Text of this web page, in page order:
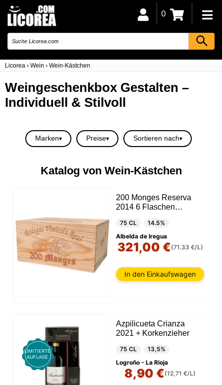
Licorea › Wein › Wein-Kästchen
0
Weingeschenkbox Gestalten –
Individuell & Stilvoll
Marken Preise Sortieren nach
Katalog von Wein-Kästchen
200 Monges Reserva
2014 6 Flaschen
75 CL
14.5%
Albelda de Iregua
321,00 €(71.33 €/L)
In den Einkaufswagen
LIMITIERTE
AUFLAGE
Azpilicueta Crianza
2021 + Korkenzieher
75 CL
13,5%
Logroño - La Rioja
8,90 €(12,71 €/L)